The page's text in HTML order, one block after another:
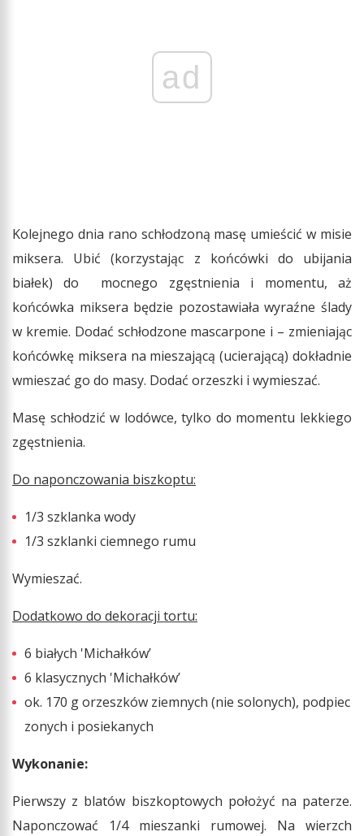
ad
Kolejnego dnia rano schłodzoną masę umieścić w misie
miksera. Ubić (korzystając z końcówki do ubijania
białek) do mocnego zgęstnienia i momentu, aż
końcówka miksera będzie pozostawiała wyraźne ślady
w kremie. Dodać schłodzone mascarpone i – zmieniając
końcówkę miksera na mieszającą (ucierającą) dokładnie
wmieszać go do masy. Dodać orzeszki i wymieszać.
Masę schłodzić w lodówce, tylko do momentu lekkiego
zgęstnienia.
Do naponczowania biszkoptu:
1/3 szklanka wody
1/3 szklanki ciemnego rumu
Wymieszać.
Dodatkowo do dekoracji tortu:
6 białych 'Michałków’
6 klasycznych 'Michałków’
ok. 170 g orzeszków ziemnych (nie solonych), podpiec
zonych i posiekanych
Wykonanie:
Pierwszy z blatów biszkoptowych położyć na paterze.
Naponczować 1/4 mieszanki rumowej. Na wierzch